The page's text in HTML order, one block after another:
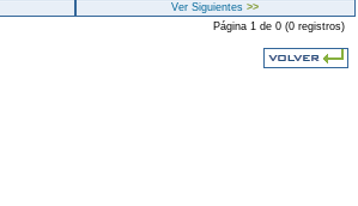
Ver Siguientes >>
Página 1 de 0 (0 registros)